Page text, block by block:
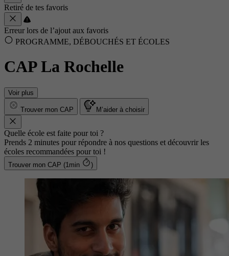
Retiré de tes favoris
Erreur lors de l’ajout aux favoris
PROGRAMME, DÉBOUCHÉS ET ÉCOLES
CAP La Rochelle
Voir plus
Trouver mon CAP M’aider à choisir
Quelle école est faite pour toi ?
Prends 2 minutes pour répondre à nos questions et découvrir les
écoles recommandées pour toi !
Trouver mon CAP (1min )